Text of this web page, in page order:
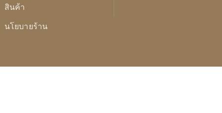
สินค้า
นโยบายร้าน